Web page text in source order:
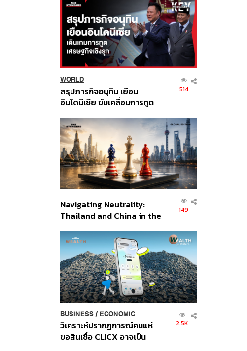
WORLD
สรุปภารกิจอนุทิน เยือน
อินโดนีเซีย ขับเคลื่อนการทูต
ส่วนยุทธศาสตร์ไทย –
อินโดนีเซีย
514
Navigating Neutrality:
Thailand and China in the
Order
149
BUSINESS/ ECONOMIC
วิเคราะห์ปรากฏการณ์คนแห่
ขอสินเชื่อ CLICX อาจเป็น
2.5K